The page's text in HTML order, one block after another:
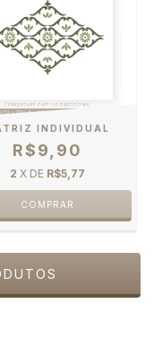
INDIVIDUAL
R$9,90
2 X DE R$5,77